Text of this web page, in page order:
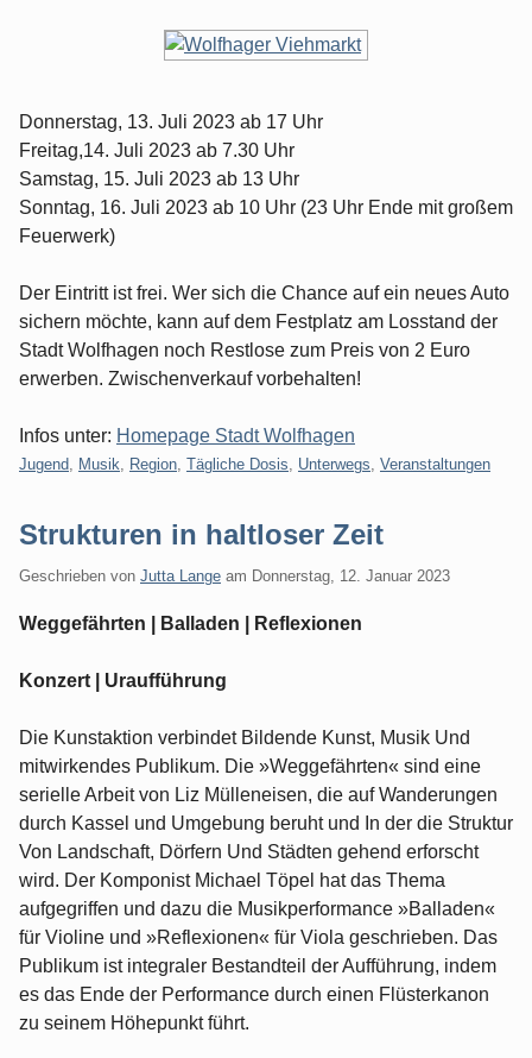
Donnerstag, 13. Juli 2023 ab 17 Uhr
Freitag,14. Juli 2023 ab 7.30 Uhr
Samstag, 15. Juli 2023 ab 13 Uhr
Sonntag, 16. Juli 2023 ab 10 Uhr (23 Uhr Ende mit großem
Feuerwerk)
Der Eintritt ist frei. Wer sich die Chance auf ein neues Auto
sichern möchte, kann auf dem Festplatz am Losstand der
Stadt Wolfhagen noch Restlose zum Preis von 2 Euro
erwerben. Zwischenverkauf vorbehalten!
Infos unter: Homepage Stadt Wolfhagen
Kategorien:
Jugend Musik Region Tägliche Dosis Unterwegs Veranstaltungen
Strukturen in haltloser Zeit
Geschrieben von Jutta Lange am Donnerstag, 12. Januar 2023
Weggefährten | Balladen | Reflexionen
Konzert | Uraufführung
Die Kunstaktion verbindet Bildende Kunst, Musik Und
mitwirkendes Publikum. Die »Weggefährten« sind eine
serielle Arbeit von Liz Mülleneisen, die auf Wanderungen
durch Kassel und Umgebung beruht und In der die Struktur
Von Landschaft, Dörfern Und Städten gehend erforscht
wird. Der Komponist Michael Töpel hat das Thema
aufgegriffen und dazu die Musikperformance »Balladen«
für Violine und »Reflexionen« für Viola geschrieben. Das
Publikum ist integraler Bestandteil der Aufführung, indem
es das Ende der Performance durch einen Flüsterkanon
zu seinem Höhepunkt führt.